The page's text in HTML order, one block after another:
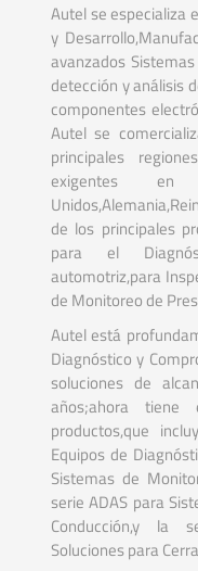
Autel se especializa
y
avanzados
detección y análisis
componentes
Autel se
principales
exigentes en
de los principales
para el
automotriz,para
de Monitoreo de
Autel está
Diagnóstico y
soluciones de
años;ahora tiene
productos,que
Equipos de
Sistemas de
serie ADAS para
Conducción,y la
Soluciones para